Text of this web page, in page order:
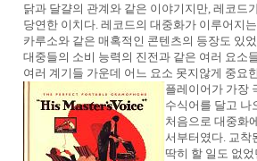
닭과 달걀의 관계와 같은 이야기지만, 레코드
당연한 이치다. 레코드의 대중화가 이루어지
카루소와 같은 매혹적인 콘텐츠의 등장도 있
대중들의 소비 능력의 진전과 같은 여러 요소
여러 계기들 가운데 어느 요소 못지않게 중요
플레이어가 가장
수식어를 달고 나
처음으로 대중화
서부터였다. 교착
딱히 할 일도 없